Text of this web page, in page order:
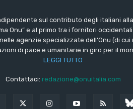
sul contributo degli italiani
Onu” e al primo tra i fornitori occidentali
agenzie specializzate dell’Onu (di
di pace e umanitarie in giro per il
LEGGI TUTTO
Contattaci: redazione@onuitalia.com